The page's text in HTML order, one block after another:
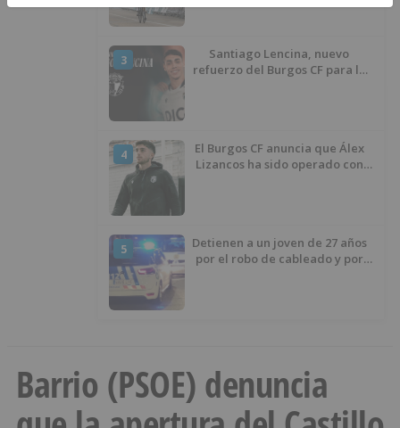
3
Santiago Lencina, nuevo
refuerzo del Burgos CF para la
4
El Burgos CF anuncia que Álex
Lizancos ha sido operado con
5
Detienen a un joven de 27 años
por el robo de cableado y por
Barrio (PSOE) denuncia